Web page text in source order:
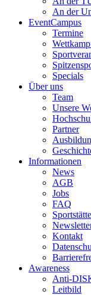
An der
EventCampus
Termine
Specials
Über uns
Team
Unsere
Partner
Informationen
News
AGB
Jobs
FAQ
Kontakt
Awareness
Anti-
Leitbild